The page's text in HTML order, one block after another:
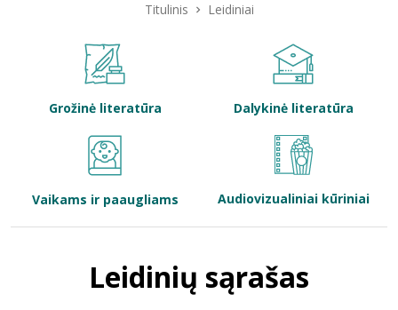
Bibliotekoms
Titulinis Leidiniai
Grožinė literatūra Dalykinė literatūra
Vaikams ir paaugliams Audiovizualiniai kūriniai
Leidinių sąrašas